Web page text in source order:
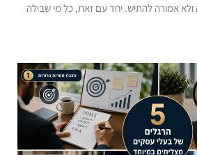
אמורה להתיש. יחד עם זאת, כל מי שבילה